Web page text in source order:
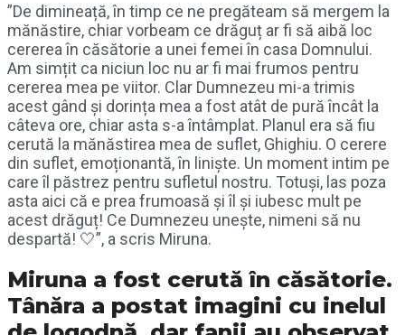
”De dimineață, în timp ce ne pregăteam să mergem la
mănăstire, chiar vorbeam ce drăguț ar fi să aibă loc
cererea în căsătorie a unei femei în casa Domnului.
Am simțit ca niciun loc nu ar fi mai frumos pentru
cererea mea pe viitor. Clar Dumnezeu mi-a trimis
acest gând și dorința mea a fost atât de pură încât la
câteva ore, chiar asta s-a întâmplat. Planul era să fiu
cerută la mănăstirea mea de suflet, Ghighiu. O cerere
din suflet, emoționantă, în liniște. Un moment intim pe
care îl păstrez pentru sufletul nostru. Totuși, las poza
asta aici că e prea frumoasă și îl și iubesc mult pe
acest drăguț! Ce Dumnezeu unește, nimeni să nu
despartă! 🤍”, a scris Miruna.
Miruna a fost cerută în căsătorie.
Tânăra a postat imagini cu inelul